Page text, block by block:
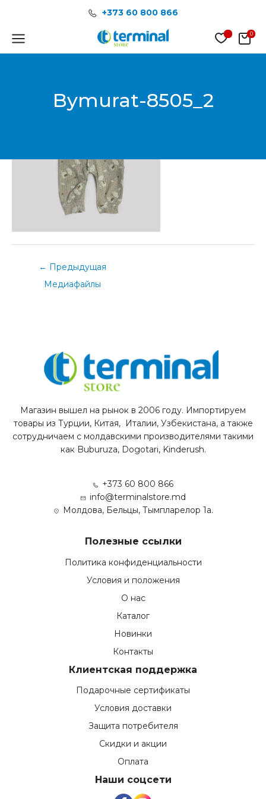
содержимому
+373 60 800 866
Main
Menu
Bymurat-8505_2
← Предыдущая
Медиафайлы
Магазин вышел на рынок в 2006 году. Импортируем
товары из Турции, Китая, Италии, Узбекистана, а также
сотрудничаем с молдавскими производителями такими
как Buburuza, Dogotari, Kinderush.
+373 60 800 866
info@terminalstore.md
Молдова, Бельцы, Тымпларелор 1а.
Полезные ссылки
Политика конфиденциальности
Условия и положения
О нас
Каталог
Новинки
Контакты
Клиентская поддержка
Подарочные сертификаты
Условия доставки
Защита потребителя
Скидки и акции
Оплата
Наши соцсети